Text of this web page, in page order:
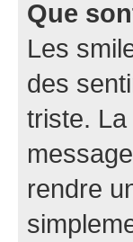
Que
Les
des
triste.
rendre